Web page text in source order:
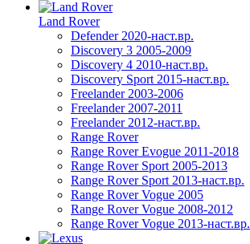
Land Rover
Defender 2020-наст.вр.
Discovery 3 2005-2009
Discovery 4 2010-наст.вр.
Discovery Sport 2015-наст.вр.
Freelander 2003-2006
Freelander 2007-2011
Freelander 2012-наст.вр.
Range Rover
Range Rover Evogue 2011-2018
Range Rover Sport 2005-2013
Range Rover Sport 2013-наст.вр.
Range Rover Vogue 2005
Range Rover Vogue 2008-2012
Range Rover Vogue 2013-наст.вр.